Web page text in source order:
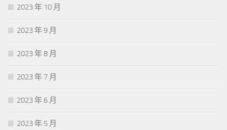
2023 年 10 月
2023 年 9 月
2023 年 8 月
2023 年 7 月
2023 年 6 月
2023 年 5 月